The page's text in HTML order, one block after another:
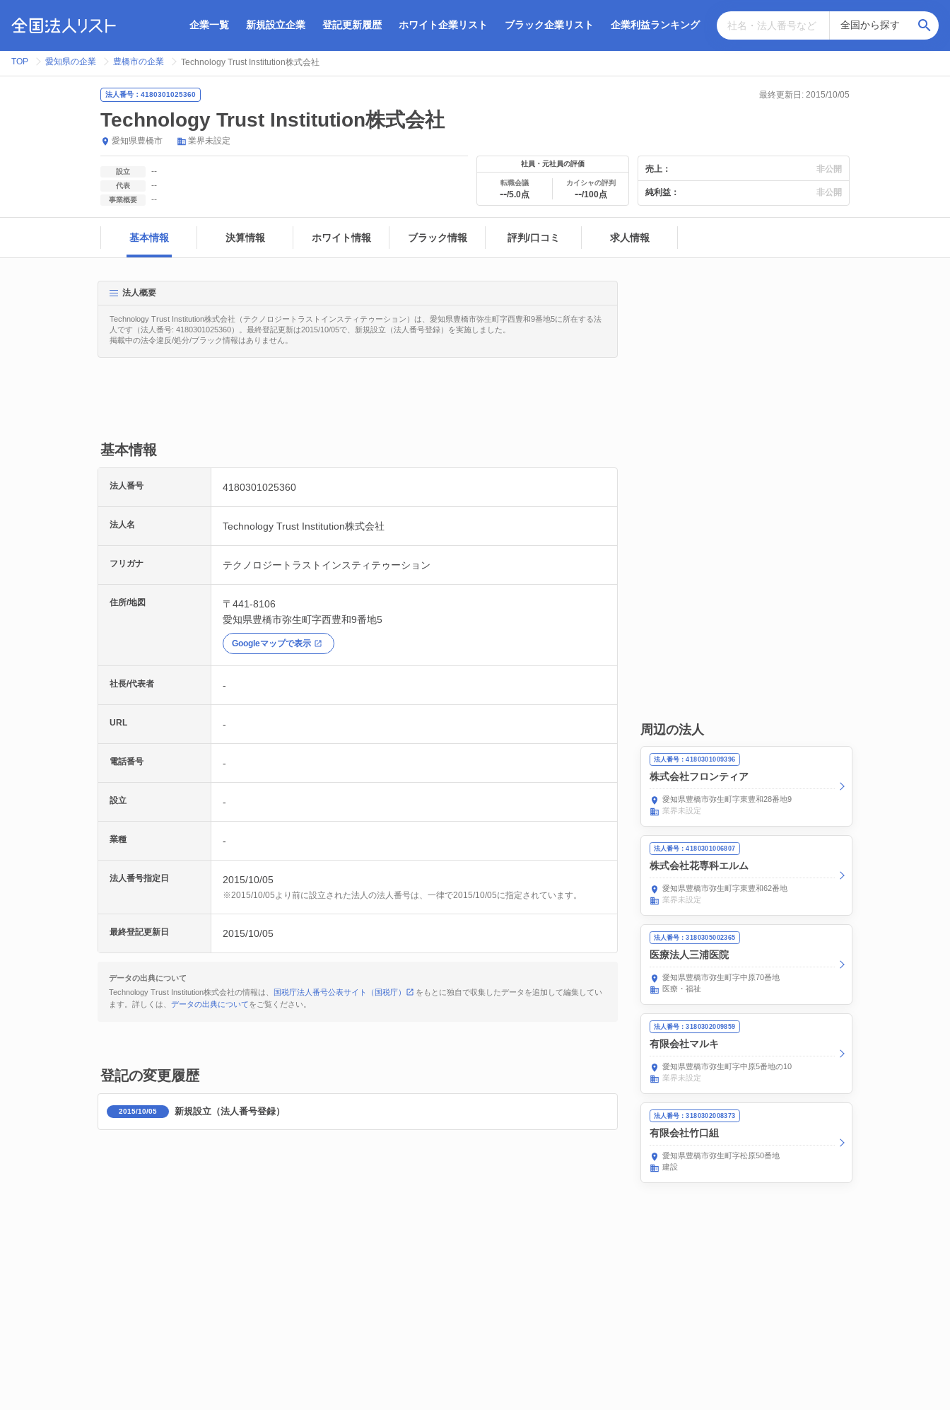
企業一覧 新規設立企業 登記更新履歴 ホワイト企業リスト ブラック企業リスト 企業利益ランキング
TOP 愛知県の企業 豊橋市の企業 Technology Trust Institution株式会社
法人番号：4180301025360 最終更新日: 2015/10/05
Technology Trust Institution株式会社
愛知県豊橋市 業界未設定
設立 --
代表 --
事業概要 --
社員・元社員の評価
転職会議
--/5.0点
カイシャの評判
--/100点
売上： 非公開
純利益： 非公開
基本情報 決算情報 ホワイト情報 ブラック情報 評判/口コミ 求人情報
法人概要
Technology Trust Institution株式会社（テクノロジートラストインスティテゥーション）は、愛知県豊橋市弥生町字西豊和9番地5に所在する法
人です（法人番号: 4180301025360）。最終登記更新は2015/10/05で、新規設立（法人番号登録）を実施しました。
掲載中の法令違反/処分/ブラック情報はありません。
基本情報
法人番号 4180301025360
法人名 Technology Trust Institution株式会社
フリガナ テクノロジートラストインスティテゥーション
住所/地図
〒441-8106
愛知県豊橋市弥生町字西豊和9番地5
Googleマップで表示
社長/代表者 -
URL -
電話番号 -
設立 -
業種 -
法人番号指定日 2015/10/05
※2015/10/05より前に設立された法人の法人番号は、一律で2015/10/05に指定されています。
最終登記更新日 2015/10/05
データの出典について
Technology Trust Institution株式会社の情報は、
国税庁法人番号公表サイト（国税庁）
をもとに独自で収集したデータを追加して編集してい
ます。詳しくは、 データの出典についてをご覧ください。
登記の変更履歴
2015/10/05 新規設立（法人番号登録）
周辺の法人
法人番号：4180301009396
株式会社フロンティア
愛知県豊橋市弥生町字東豊和28番地9
業界未設定
法人番号：4180301006807
株式会社花専科エルム
愛知県豊橋市弥生町字東豊和62番地
業界未設定
法人番号：3180305002365
医療法人三浦医院
愛知県豊橋市弥生町字中原70番地
医療・福祉
法人番号：3180302009859
有限会社マルキ
愛知県豊橋市弥生町字中原5番地の10
業界未設定
法人番号：3180302008373
有限会社竹口組
愛知県豊橋市弥生町字松原50番地
建設